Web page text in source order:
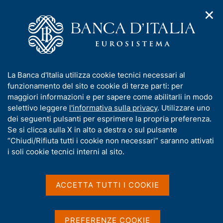
n
u
d
i
n
a
v
i
g
a
o
m
g
e
e
l
s
t
Compiti
finanziari, depositi strutturati e attività/pratiche finanziarie
collegate
Glossario delle tipologie di strumenti finanziari analizzati dalla
Banca d'Italia nell'ambito del potere di intervento
Glossario delle tipologie
di strumenti finanziari
d'Italia nell'ambito del
potere di intervento
✕
I
n
f
o
r
m
a
t
La Banca d'Italia utilizza cookie tecnici necessari al
funzionamento del sito e cookie di terze parti: per
maggiori informazioni e per sapere come abilitarli in modo
selettivo leggere l'informativa sulla privacy. Utilizzare uno
dei seguenti pulsanti per esprimere la propria preferenza.
Se si clicca sulla X in alto a destra o sul pulsante
“Chiudi/Rifiuta tutti i cookie non necessari” saranno attivati
i soli cookie tecnici interni al sito.
ACCETTA TUTTI I COOKIE
PREFERENZE COOKIE